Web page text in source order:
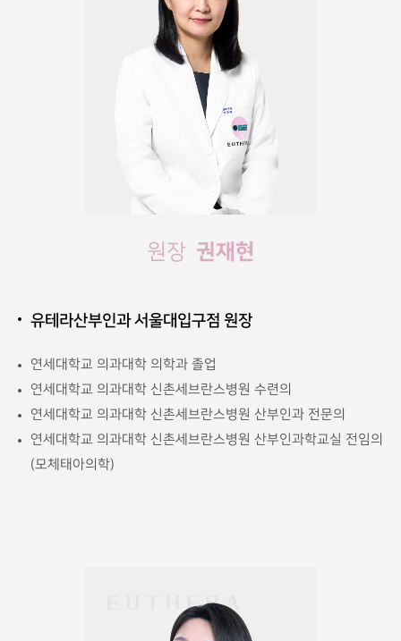
원장 권재현
유테라산부인과 서울대입구점 원장
연세대학교 의과대학 의학과 졸업
연세대학교 의과대학 신촌세브란스병원 수련의
연세대학교 의과대학 신촌세브란스병원 산부인과 전문의
연세대학교 의과대학 신촌세브란스병원 산부인과학교실 전임의
(모체태아의학)